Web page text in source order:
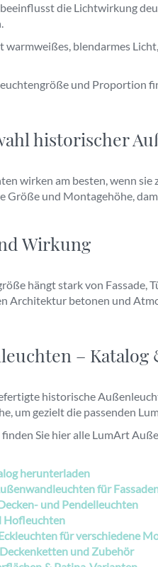
die Lichtwirkung
warmweißes, blendarmes
und Proportion
historischer
wirken am besten, wenn
Größe und Montagehöhe,
Wirkung
hängt stark von
Architektur betonen und
–
historische
um gezielt die passenden
Sie hier alle LumArt
herunterladen
für
und Pendelleuchten
Hofleuchten
für verschiedene
und Zubehör